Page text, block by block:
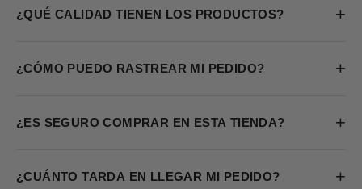
¿QUÉ CALIDAD TIENEN LOS PRODUCTOS? +
¿CÓMO PUEDO RASTREAR MI PEDIDO? +
¿ES SEGURO COMPRAR EN ESTA TIENDA? +
¿CUÁNTO TARDA EN LLEGAR MI PEDIDO? +